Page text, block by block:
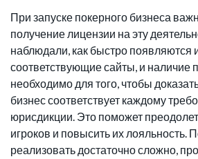
При запуске покерного бизнеса
получение лицензии на эту
наблюдали, как быстро появляются
соответствующие сайты, и наличие
необходимо для того, чтобы
бизнес соответствует каждому
юрисдикции. Это поможет
игроков и повысить их лояльность.
реализовать достаточно сложно,